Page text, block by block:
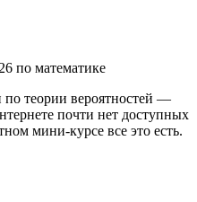
по математике
по теории вероятностей —
почти нет доступных
мини-курсе все это есть.